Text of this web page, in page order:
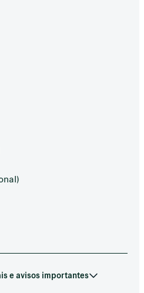
e avisos importantes